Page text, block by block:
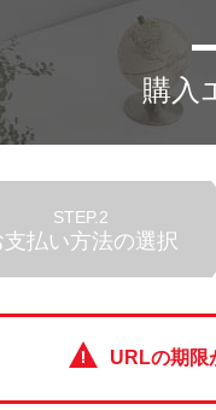
購入
STEP.2
支払い方法の選択
URLの期限